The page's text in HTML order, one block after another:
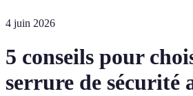
4 juin 2026
5 conseils pour
serrure de sécurité